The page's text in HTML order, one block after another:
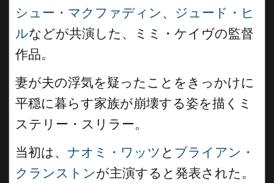
シュー・マクファディン 、 ジュード・ヒ
ルなどが共演した、ミミ・ケイヴの監督
作品。
妻が夫の浮気を疑ったことをきっかけに
平穏に暮らす家族が崩壊する姿を描くミ
ステリー・スリラー。
当初は、 ナオミ・ワッツ と ブライアン・
クランストンが主演すると発表された。